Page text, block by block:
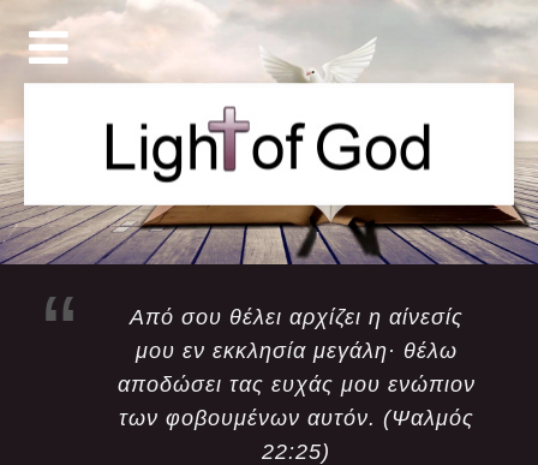
Από σου θέλει αρχίζει η αίνεσίς
μου εν εκκλησία μεγάλη· θέλω
αποδώσει τας ευχάς μου ενώπιον
των φοβουμένων αυτόν. (Ψαλμός
22:25)